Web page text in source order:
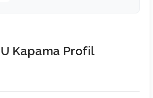
Kapama Profil